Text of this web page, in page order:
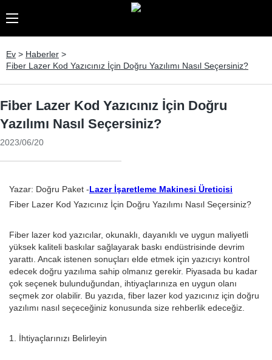
Ev > Haberler >
Fiber Lazer Kod Yazıcınız İçin Doğru Yazılımı Nasıl Seçersiniz?
Fiber Lazer Kod Yazıcınız İçin Doğru
Yazılımı Nasıl Seçersiniz?
2023/06/20
Yazar: Doğru Paket -Lazer İşaretleme Makinesi Üreticisi
Fiber Lazer Kod Yazıcınız İçin Doğru Yazılımı Nasıl Seçersiniz?
Fiber lazer kod yazıcılar, okunaklı, dayanıklı ve uygun maliyetli
yüksek kaliteli baskılar sağlayarak baskı endüstrisinde devrim
yarattı. Ancak istenen sonuçları elde etmek için yazıcıyı kontrol
edecek doğru yazılıma sahip olmanız gerekir. Piyasada bu kadar
çok seçenek bulunduğundan, ihtiyaçlarınıza en uygun olanı
seçmek zor olabilir. Bu yazıda, fiber lazer kod yazıcınız için doğru
yazılımı nasıl seçeceğiniz konusunda size rehberlik edeceğiz.
1. İhtiyaçlarınızı Belirleyin